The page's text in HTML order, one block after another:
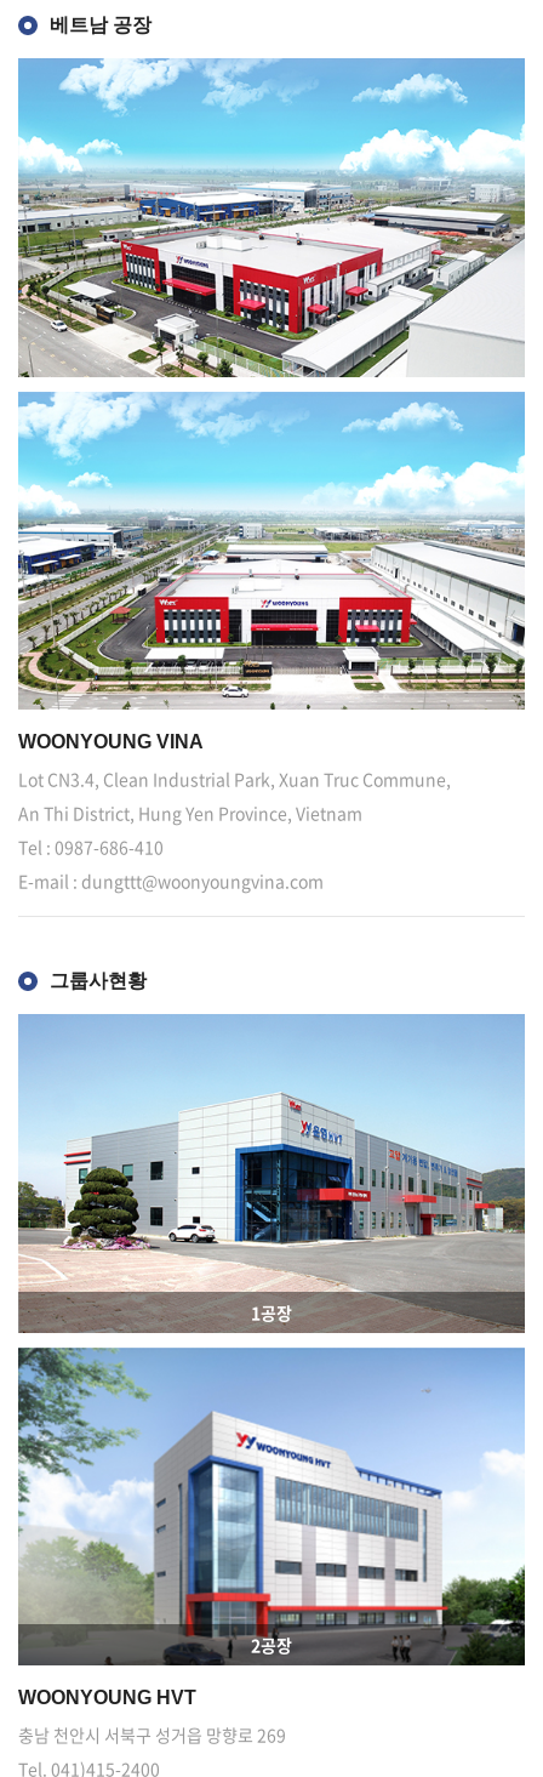
베트남 공장
WOONYOUNG VINA
Lot CN3.4, Clean Industrial Park, Xuan Truc Commune,
An Thi District, Hung Yen Province, Vietnam
Tel : 0987-686-410
E-mail : dungttt@woonyoungvina.com
그룹사현황
1공장
2공장
WOONYOUNG HVT
충남 천안시 서북구 성거읍 망향로 269
Tel. 041)415-2400